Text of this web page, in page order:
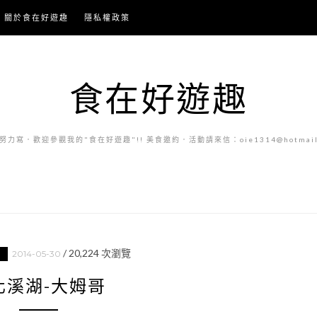
關於食在好遊趣 隱私權政策
食在好遊趣
力寫．歡迎參觀我的"食在好遊趣"!! 美食邀約．活動請來信：
2014-05-30 / 20,224次瀏覽
溪湖-大姆哥